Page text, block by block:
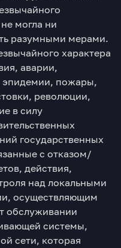
могла ни
разумными мерами.
характера
аварии,
эпидемии, пожары,
революции,
в силу
государственных
с отказом/
действия,
над локальными
осуществляющим
обслуживании
системы,
сети, которая